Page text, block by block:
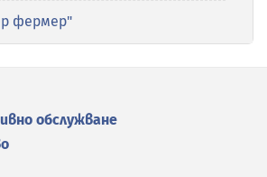
фермер"
обслужване